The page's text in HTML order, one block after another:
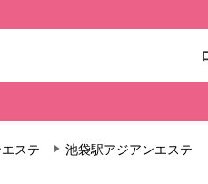
ステ
池袋駅アジアンエステ